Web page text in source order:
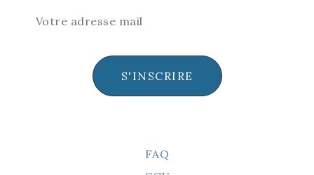
S'INSCRIRE
FAQ